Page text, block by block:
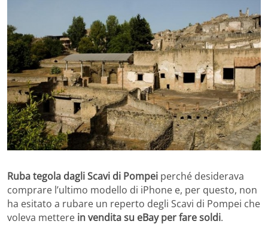
Ruba tegola dagli Scavi di Pompei perché desiderava
comprare l’ultimo modello di iPhone e, per questo, non
ha esitato a rubare un reperto degli Scavi di Pompei che
voleva mettere in vendita su eBay per fare soldi.